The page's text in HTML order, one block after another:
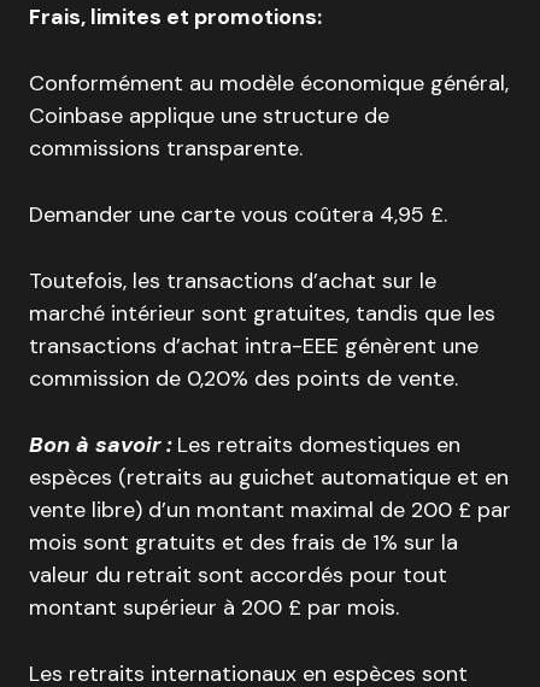
Frais, limites et promotions:
Conformément au modèle économique général,
Coinbase applique une structure de
commissions transparente.
Demander une carte vous coûtera 4,95 £.
Toutefois, les transactions d’achat sur le
marché intérieur sont gratuites, tandis que les
transactions d’achat intra-EEE génèrent une
commission de 0,20% des points de vente.
Bon à savoir : Les retraits domestiques en
espèces (retraits au guichet automatique et en
vente libre) d’un montant maximal de 200 £ par
mois sont gratuits et des frais de 1% sur la
valeur du retrait sont accordés pour tout
montant supérieur à 200 £ par mois.
Les retraits internationaux en espèces sont